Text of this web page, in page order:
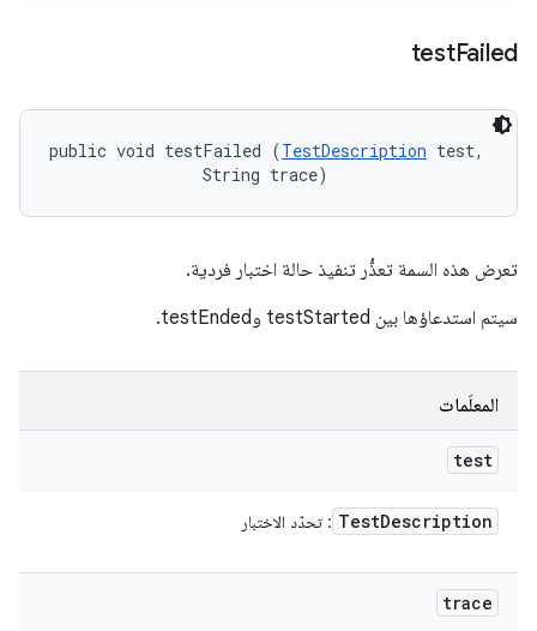
testFailed
public void testFailed (TestDescription test,
                String trace)
تعرض هذه السمة تعذُّر تنفيذ حالة اختبار فردية.
سيتم استدعاؤها بين testStarted وtestEnded.
المعلَمات
test
TestDescription : تحدّد الاختبار
trace